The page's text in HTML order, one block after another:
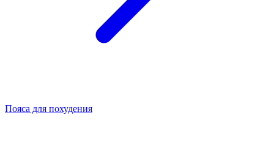
Пояса для похудения